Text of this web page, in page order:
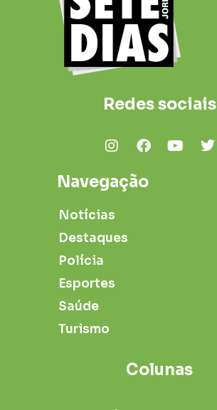
Redes sociais
Navegação
Notícias
Destaques
Polícia
Esportes
Saúde
Turismo
Colunas